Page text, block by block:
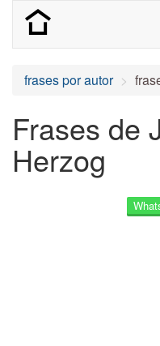
frases por autor
Frases de
Herzog